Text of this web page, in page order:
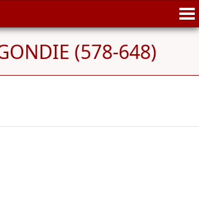
(578-648)